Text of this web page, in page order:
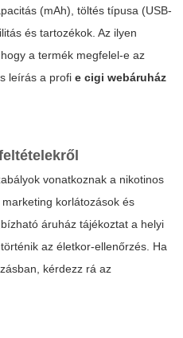
(mAh), töltés típusa (USB-
és tartozékok. Az ilyen
a termék megfelel-e az
leírás a profi e cigi webáruház
vonatkoznak a nikotinos
korlátozások és
áruház tájékoztat a helyi
az életkor-ellenőrzés. Ha
kérdezz rá az